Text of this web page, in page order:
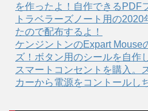
を作ったよ！自作できるPDF
トラベラーズノート用の
たので配布するよ！
ケンジントンのExpart Mouse
ズ！ボタン用のシールを自作
スマートコンセントを購入。
カーから電源をコントールし